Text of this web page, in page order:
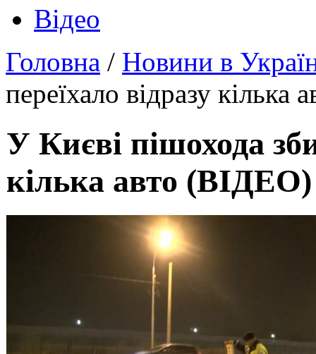
Відео
Головна / Новини в
переїхало відразу
У Києві пішохода
кілька авто (ВІДЕО)